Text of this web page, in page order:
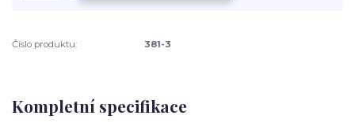
Číslo produktu: 381-3
Kompletní specifikace